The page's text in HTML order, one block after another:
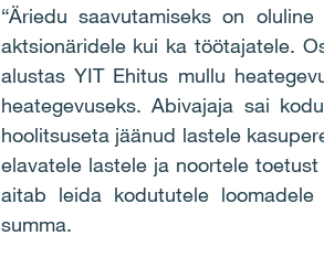
“Äriedu saavutamiseks on
aktsionäridele kui ka töötajatele.
alustas YIT Ehitus mullu
heategevuseks. Abivajaja sai
hoolitsuseta jäänud lastele
elavatele lastele ja noortele
aitab leida kodututele
summa.